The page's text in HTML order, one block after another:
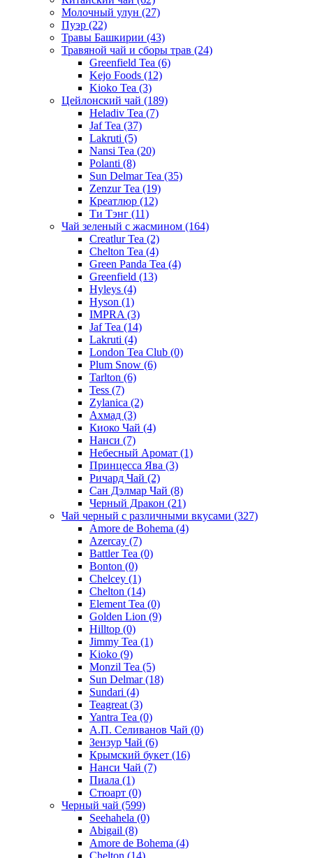
Молочный улун (27)
Пуэр (22)
Травы Башкирии (43)
Травяной чай и сборы трав (24)
Greenfield Tea (6)
Kejo Foods (12)
Kioko Tea (3)
Цейлонский чай (189)
Heladiv Tea (7)
Jaf Tea (37)
Lakruti (5)
Nansi Tea (20)
Polanti (8)
Sun Delmar Tea (35)
Zenzur Tea (19)
Креатлюр (12)
Ти Тэнг (11)
Чай зеленый с жасмином (164)
Creatlur Tea (2)
Chelton Tea (4)
Green Panda Tea (4)
Greenfield (13)
Hyleys (4)
Hyson (1)
IMPRA (3)
Jaf Tea (14)
Lakruti (4)
London Tea Club (0)
Plum Snow (6)
Tarlton (6)
Tess (7)
Zylanica (2)
Ахмад (3)
Киоко Чай (4)
Нанси (7)
Небесный Аромат (1)
Принцесса Ява (3)
Ричард Чай (2)
Сан Дэлмар Чай (8)
Черный Дракон (21)
Чай черный с различными вкусами (327)
Amore de Bohema (4)
Azercay (7)
Battler Tea (0)
Bonton (0)
Chelcey (1)
Chelton (14)
Element Tea (0)
Golden Lion (9)
Hilltop (0)
Jimmy Tea (1)
Kioko (9)
Monzil Tea (5)
Sun Delmar(18)
Sundari (4)
Teagreat (3)
Yantra Tea (0)
А.П. Селиванов Чай (0)
Зензур Чай (6)
Крымский букет (16)
Нанси Чай (7)
Пиала (1)
Стюарт (0)
Черный чай (599)
Seehahela (0)
Abigail (8)
Amore de Bohema (4)
Chelton (14)